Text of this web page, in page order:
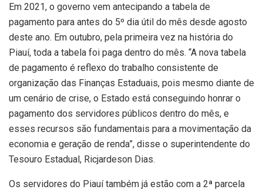
Em 2021, o governo vem antecipando a tabela de
pagamento para antes do 5º dia útil do mês desde agosto
deste ano. Em outubro, pela primeira vez na história do
Piauí, toda a tabela foi paga dentro do mês. “A nova tabela
de pagamento é reflexo do trabalho consistente de
organização das Finanças Estaduais, pois mesmo diante de
um cenário de crise, o Estado está conseguindo honrar o
pagamento dos servidores públicos dentro do mês, e
esses recursos são fundamentais para a movimentação da
economia e geração de renda”, disse o superintendente do
Tesouro Estadual, Ricjardeson Dias.
Os servidores do Piauí também já estão com a 2ª parcela